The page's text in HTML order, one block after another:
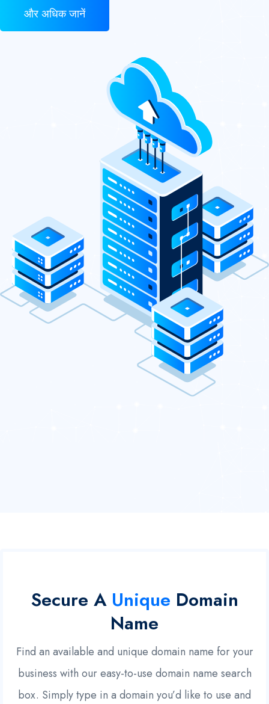
और अधिक जानें
Secure A Unique Domain
Name
Find an available and unique domain name for your
business with our easy-to-use domain name search
box. Simply type in a domain you’d like to use and